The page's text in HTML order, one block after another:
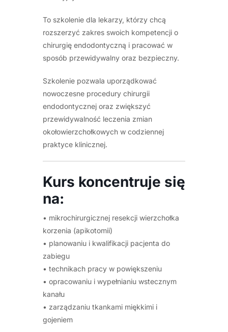
To szkolenie dla lekarzy, którzy chcą
rozszerzyć zakres swoich kompetencji o
chirurgię endodontyczną i pracować w
sposób przewidywalny oraz bezpieczny.
Szkolenie pozwala uporządkować
nowoczesne procedury chirurgii
endodontycznej oraz zwiększyć
przewidywalność leczenia zmian
okołowierzchołkowych w codziennej
praktyce klinicznej.
Kurs koncentruje się
na:
• mikrochirurgicznej resekcji wierzchołka
korzenia (apikotomii)
• planowaniu i kwalifikacji pacjenta do
zabiegu
• technikach pracy w powiększeniu
• opracowaniu i wypełnianiu wstecznym
kanału
• zarządzaniu tkankami miękkimi i
gojeniem